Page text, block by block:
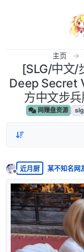
主页
[SLG/中文/
Deep Secret
方中文步
网赚盘资源 slg
离线
近月厨 某不知名网